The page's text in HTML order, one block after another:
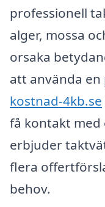
professionell
alger, mossa
orsaka
att använda
kostnad-4kb.se
få kontakt med
erbjuder
flera
behov.